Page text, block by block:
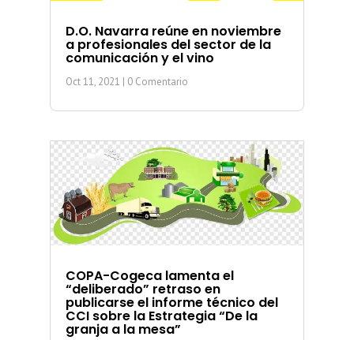
D.O. Navarra reúne en noviembre
a profesionales del sector de la
comunicación y el vino
Oct 11, 2021 | 0 Comentario
COPA-Cogeca lamenta el
“deliberado” retraso en
publicarse el informe técnico del
CCI sobre la Estrategia “De la
granja a la mesa”